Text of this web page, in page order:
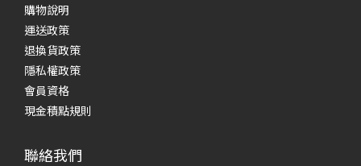
購物說明
運送政策
退換貨政策
隱私權政策
會員資格
現金積點規則
聯絡我們